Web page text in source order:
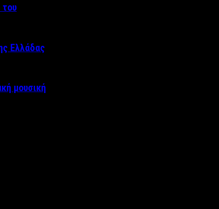
Ελλάδας
μουσική